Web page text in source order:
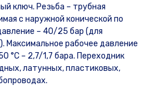
ключ. Резьба – трубная
с наружной конической по
– 40/25 бар (для
Максимальное рабочее давление
°С – 2,7/1,7 бара. Переходник
латунных, пластиковых,